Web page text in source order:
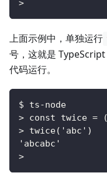
>
上面示例中，单独运行
号，这就是 TypeScript
代码运行。
$ ts-node
> const twice =
> twice('abc')
'abcabc'
>